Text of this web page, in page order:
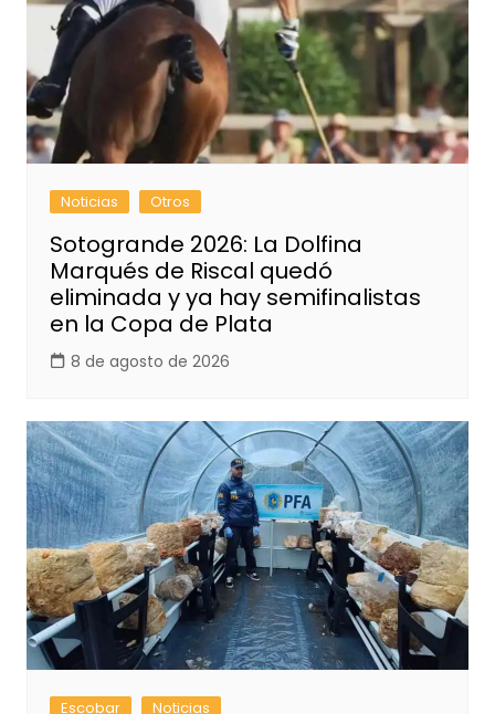
Noticias Otros
Sotogrande 2026: La Dolfina
Marqués de Riscal quedó
eliminada y ya hay semifinalistas
en la Copa de Plata
8 de agosto de 2026
Escobar Noticias